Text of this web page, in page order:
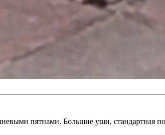
пятнами. Большие уши, стандартная